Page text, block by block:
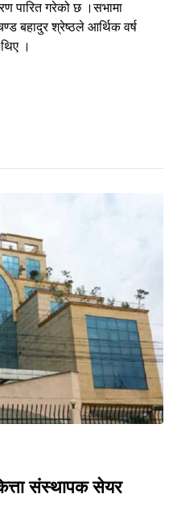
पारित गरेको छ ।सभामा
बहादुर श्रेष्ठले आर्थिक वर्ष
।
संस्थापक सेयर